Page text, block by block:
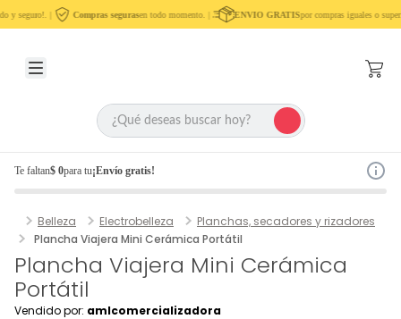
y seguro!. | Compras segurasen todo momento. | ENVIO GRATISpor compras iguales o
Te faltan$ 0para tu¡Envío gratis!
Belleza Electrobelleza
Planchas, secadores y rizadores
Plancha Viajera Mini Cerámica Portátil
Plancha Viajera Mini Cerámica
Portátil
Vendido por: amlcomercializadora